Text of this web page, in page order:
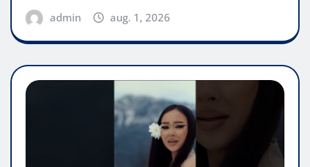
admin aug. 1, 2026